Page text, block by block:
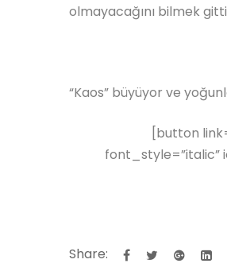
olmayacağını bilmek
“Kaos” büyüyor ve
[button
font_style=”italic”
Share: